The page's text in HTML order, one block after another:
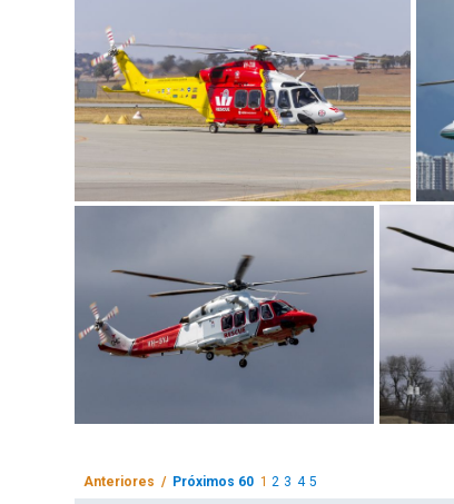
Anteriores / Próximos 60 1 2 3 4 5